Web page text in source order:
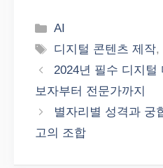
Categories
AI
Tags
디지털 콘텐츠 제작,
2024년 필수 디지털
보자부터 전문가까지
별자리별 성격과 궁
고의 조합